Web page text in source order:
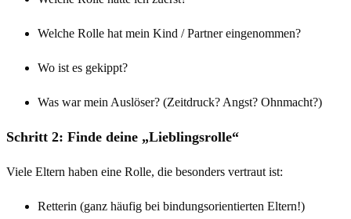
Welche Rolle hat mein Kind / Partner eingenommen?
Wo ist es gekippt?
Was war mein Auslöser? (Zeitdruck? Angst? Ohnmacht?)
Schritt 2: Finde deine „Lieblingsrolle“
Viele Eltern haben eine Rolle, die besonders vertraut ist:
Retterin (ganz häufig bei bindungsorientierten Eltern!)